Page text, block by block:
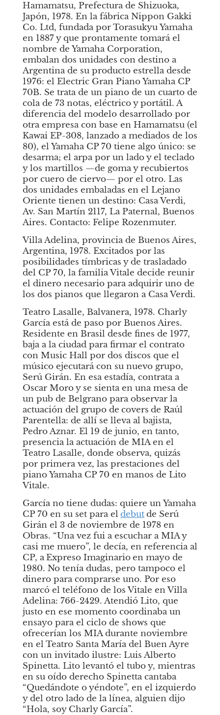
Hamamatsu, Prefectura de Shizuoka,
Japón, 1978. En la fábrica Nippon Gakki
Co. Ltd, fundada por Torasukyu Yamaha
en 1887 y que prontamente tomará el
nombre de Yamaha Corporation,
embalan dos unidades con destino a
Argentina de su producto estrella desde
1976: el Electric Gran Piano Yamaha CP
70B. Se trata de un piano de un cuarto de
cola de 73 notas, eléctrico y portátil. A
diferencia del modelo desarrollado por
otra empresa con base en Hamamatsu (el
Kawai EP-308, lanzado a mediados de los
80), el Yamaha CP 70 tiene algo único: se
desarma; el arpa por un lado y el teclado
y los martillos —de goma y recubiertos
por cuero de ciervo— por el otro. Las
dos unidades embaladas en el Lejano
Oriente tienen un destino: Casa Verdi,
Av. San Martín 2117, La Paternal, Buenos
Aires. Contacto: Felipe Rozenmuter.
Villa Adelina, provincia de Buenos Aires,
Argentina, 1978. Excitados por las
posibilidades tímbricas y de trasladado
del CP 70, la familia Vitale decide reunir
el dinero necesario para adquirir uno de
los dos pianos que llegaron a Casa Verdi.
Teatro Lasalle, Balvanera, 1978. Charly
García está de paso por Buenos Aires.
Residente en Brasil desde fines de 1977,
baja a la ciudad para firmar el contrato
con Music Hall por dos discos que el
músico ejecutará con su nuevo grupo,
Serú Girán. En esa estadía, contrata a
Oscar Moro y se sienta en una mesa de
un pub de Belgrano para observar la
actuación del grupo de covers de Raúl
Parentella: de allí se lleva al bajista,
Pedro Aznar. El 19 de junio, en tanto,
presencia la actuación de MIA en el
Teatro Lasalle, donde observa, quizás
por primera vez, las prestaciones del
piano Yamaha CP 70 en manos de Lito
Vitale.
García no tiene dudas: quiere un Yamaha
CP 70 en su set para el debut de Serú
Girán el 3 de noviembre de 1978 en
Obras. “Una vez fui a escuchar a MIA y
casi me muero”, le decía, en referencia al
CP, a Expreso Imaginario en mayo de
1980. No tenía dudas, pero tampoco el
dinero para comprarse uno. Por eso
marcó el teléfono de los Vitale en Villa
Adelina: 766-2429. Atendió Lito, que
justo en ese momento coordinaba un
ensayo para el ciclo de shows que
ofrecerían los MIA durante noviembre
en el Teatro Santa María del Buen Ayre
con un invitado ilustre: Luis Alberto
Spinetta. Lito levantó el tubo y, mientras
en su oído derecho Spinetta cantaba
“Quedándote o yéndote”, en el izquierdo
y del otro lado de la línea, alguien dijo
“Hola, soy Charly García”.